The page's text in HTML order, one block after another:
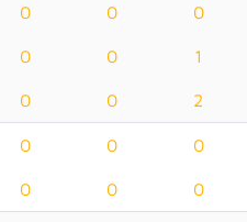
0 0 0
0 0 1
0 0 2
0 0 0
0 0 0